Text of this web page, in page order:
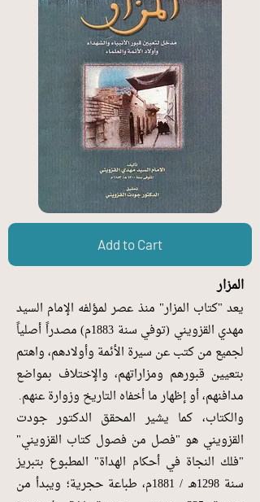
Add to Cart
المزار
يعد "كتاب المزار" منذ عصر لمؤلفه الإمام السيد
مهدي القزويني (توفي سنة 1883م) مصدراً أصلياً
لجميع من كتب عن سيرة الأئمة وأولادهم، واهتم
بتعيين قبورهم ومزاراتهم، والإختلاف بمواضع
مدافنهم، أو إظهار ما أخفاه التاريخ وزوارة عنهم.
والكتاب، كما يشير المحقق الدكتور جودت
القزويني هو "فصل من فصول كتاب القزويني"
"فلك النجاة في أحكام الهداة" المطبوع بتبريز
سنة 1298هـ / 1881م، طباعة حجرية؛ ويبدأ من